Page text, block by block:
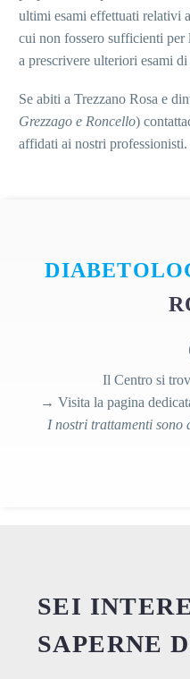
ultimi esami effettuati relativi
cui non fossero sufficienti per
a prescrivere ulteriori esami
Se abiti a Trezzano Rosa e
Grezzago e Roncello)
affidati ai nostri professionisti.
Il Centro si
→ Visita la pagina
I nostri trattamenti sono
SEI
SAPERNE